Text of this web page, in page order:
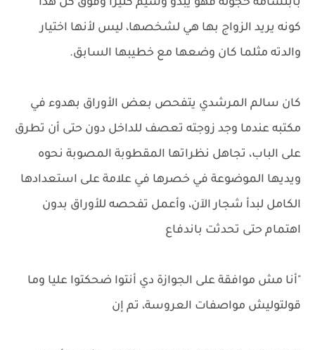
بابتسامة خجولة فهو يبدو وسيم كثيرا وفوق كل هذا
كونه يريد الزواج بها هي لشخصها، ليس لأنها اختيار
والدته مثلما كان وضعها مع خطيبها السابق.
كان سالم المرشدي يتفحص بعض الأوراق بهدوء في
مكتبه عندما وجد زوجته تعصف للداخل دون حتى أن تطرق
على الباب، تجاهل نظراتها المقطوبة المصوبة نحوه
ويديها الموضوعة في خصرها في علامة على استعدادها
الكامل لبدأ شجار الآن، وأعمل تفحصه للأوراق بدون
اهتمام حتى تحدثت باندفاع
"أنا مش موافقة على الجوازة دي أنتوا ضحكتوا عليا وما
قولتوليش مواصفات العروسة، تم إن